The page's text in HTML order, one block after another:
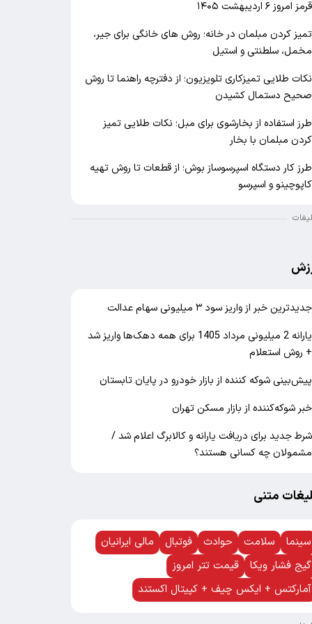
قرمز امروز ۶ اردیبهشت ۱۴۰۵
تمیز کردن مبلمان در خانه؛ روش های خانگی برای جیر،
مخمل، سلطنتی و استیل
نکات طلایی تمیزکاری تلویزیون؛ از دفترچه راهنما تا روش
صحیح دستمال کشیدن
طرز استفاده از بخارشوی برای مبل؛ نکات طلایی تمیز
کردن مبلمان با بخار
طرز کار دستگاه اسپرسوساز بوش؛ از قطعات تا روش تهیه
کاپوچینو و اسپرسو
جدیدترین خبر از واریز سود ۳ میلیونی سهام عدالت
یارانه 2 میلیونی مرداد 1405 برای همه دهک‌ها واریز شد
+ روش استعلام
پیش‌بینی شوکه کننده از بازار خودرو در پایان تابستان
خبر شوکه‌کننده از بازار مسکن تهران
شرط جدید برای دریافت یارانه و کالابرگ اعلام شد /
مشمولان چه کسانی هستند؟
متنی
سینما سلامت حوادث فوتبال
مالی ایرانیان
گیج فشار ویکا
قیمت تتر امروز
آمارکتس + ایکس چیف + کپیتال اکستند